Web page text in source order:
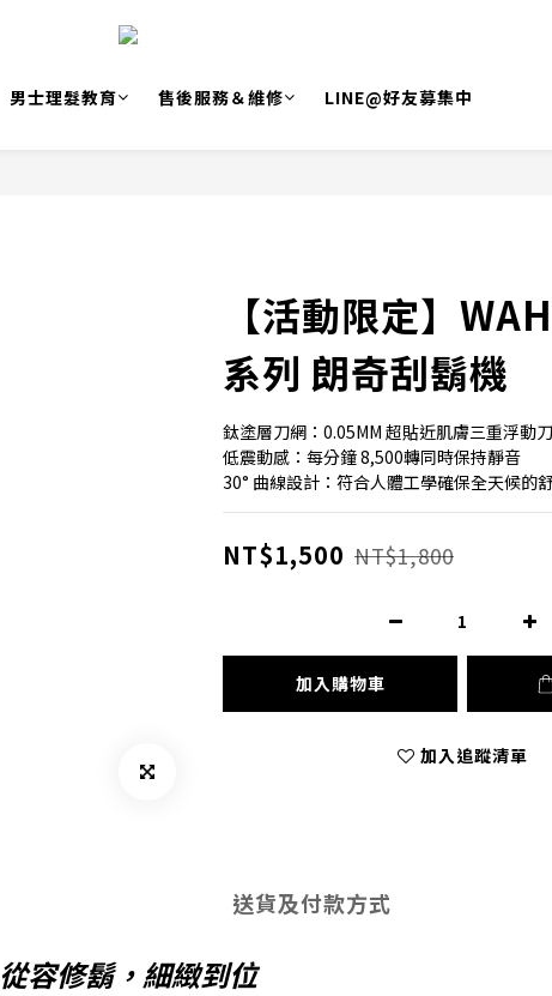
男士理髮教育 售後服務＆維修 LINE@好友募集中
【活動限定】
系列 朗奇刮鬍機
鈦塗層刀網：0.05MM 超貼近肌膚三重浮動
低震動感：每分鐘 8,500轉同時保持靜音
30° 曲線設計：符合人體工學確保全天候的
NT$1,500 NT$1,800
加入購物車
加入追蹤清單
送貨及付款方式
從容修鬍，細緻到位